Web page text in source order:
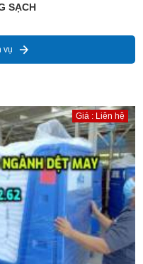
SẠCH
vụ
Giá : Liên hệ